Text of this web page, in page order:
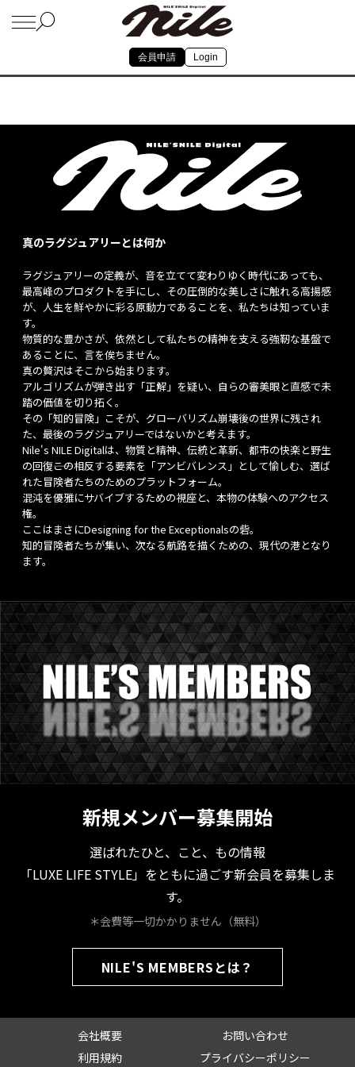
会員申請 Login
真のラグジュアリーとは何か
ラグジュアリーの定義が、音を立てて変わりゆく時代にあっても、
最高峰のプロダクトを手にし、その圧倒的な美しさに触れる高揚感
が、人生を鮮やかに彩る原動力であることを、私たちは知っていま
す。
物質的な豊かさが、依然として私たちの精神を支える強靭な基盤で
あることに、言を俟ちません。
真の贅沢はそこから始まります。
アルゴリズムが弾き出す「正解」を疑い、自らの審美眼と直感で未
踏の価値を切り拓く。
その「知的冒険」こそが、グローバリズム崩壊後の世界に残され
た、最後のラグジュアリーではないかと考えます。
Nile's NILE Digitalは、物質と精神、伝統と革新、都市の快楽と野生
の回復――この相反する要素を「アンビバレンス」として愉しむ、選ば
れた冒険者たちのためのプラットフォーム。
混沌を優雅にサバイブするための視座と、本物の体験へのアクセス
権。
ここはまさにDesigning for the Exceptionalsの砦。
知的冒険者たちが集い、次なる航路を描くための、現代の港となり
ます。
新規メンバー募集開始
選ばれたひと、こと、もの情報
「LUXE LIFE STYLE」をともに過ごす新会員を募集しま
す。
＊会費等一切かかりません（無料）
NILE'S MEMBERSとは？
会社概要
お問い合わせ
利用規約
プライバシーポリシー